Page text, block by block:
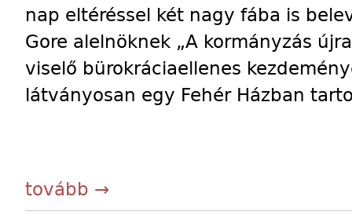
nap eltéréssel két nagy fába is
Gore alelnöknek „A kormányzás
viselő bürokráciaellenes
látványosan egy Fehér Házban
tovább →